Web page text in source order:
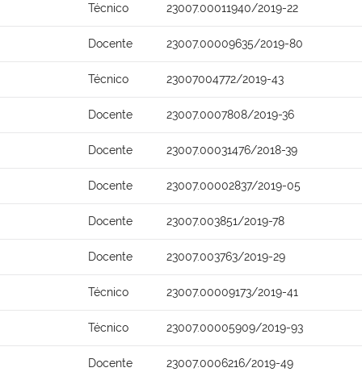
Técnico 23007.00011940/2019-22
Docente 23007.00009635/2019-80
Técnico 23007004772/2019-43
Docente 23007.0007808/2019-36
Docente 23007.00031476/2018-39
Docente 23007.00002837/2019-05
Docente 23007.003851/2019-78
Docente 23007.003763/2019-29
Técnico 23007.00009173/2019-41
Técnico 23007.00005909/2019-93
Docente 23007.0006216/2019-49